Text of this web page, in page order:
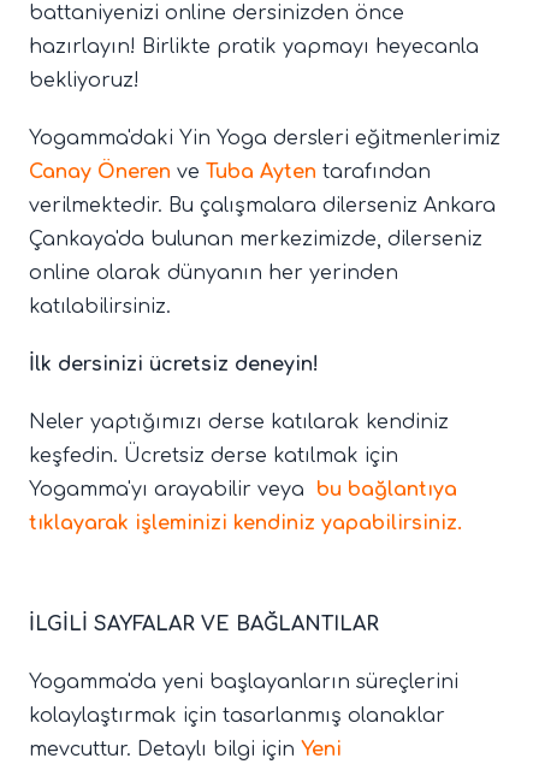
battaniyenizi online dersinizden önce
hazırlayın! Birlikte pratik yapmayı heyecanla
bekliyoruz!
Yogamma'daki Yin Yoga dersleri eğitmenlerimiz
Canay Öneren ve Tuba Ayten tarafından
verilmektedir. Bu çalışmalara dilerseniz Ankara
Çankaya'da bulunan merkezimizde, dilerseniz
online olarak dünyanın her yerinden
katılabilirsiniz.
İlk dersinizi ücretsiz deneyin!
Neler yaptığımızı derse katılarak kendiniz
keşfedin. Ücretsiz derse katılmak için
Yogamma'yı arayabilir veya bu bağlantıya
tıklayarak işleminizi kendiniz yapabilirsiniz.
İLGİLİ SAYFALAR VE BAĞLANTILAR
Yogamma'da yeni başlayanların süreçlerini
kolaylaştırmak için tasarlanmış olanaklar
mevcuttur. Detaylı bilgi için Yeni